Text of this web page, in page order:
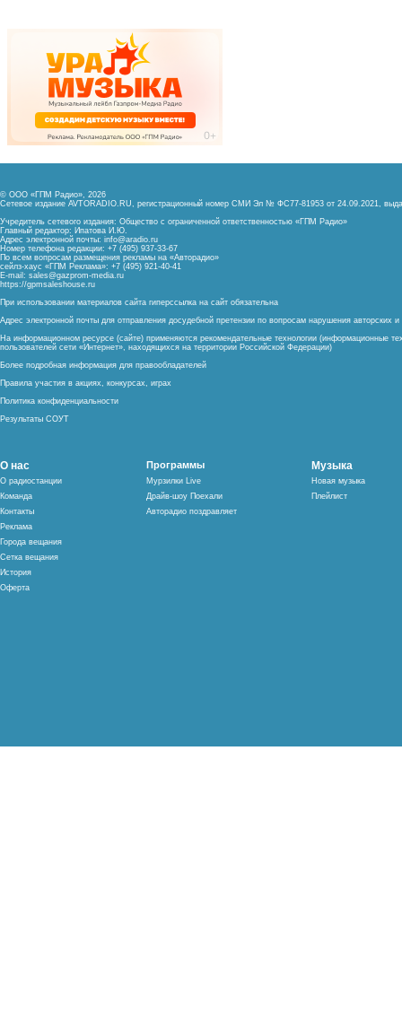
© ООО «ГПМ Радио», 2026
Сетевое издание AVTORADIO.RU, регистрационный номер СМИ Эл № ФС77-81953 от 24.09.2021,
Учредитель сетевого издания: Общество с ограниченной ответственностью «ГПМ Радио»
Главный редактор: Ипатова И.Ю.
Адрес электронной почты: info@aradio.ru
Номер телефона редакции: +7 (495) 937-33-67
По всем вопросам размещения рекламы на «Авторадио»
сейлз-хаус «ГПМ Реклама»: +7 (495) 921-40-41
E-mail: sales@gazprom-media.ru
https://gpmsaleshouse.ru
При использовании материалов сайта гиперссылка на сайт обязательна
Адрес электронной почты для отправления досудебной претензии по вопросам нарушения авторских
На информационном ресурсе (сайте) применяются рекомендательные технологии (информационные
пользователей сети «Интернет», находящихся на территории Российской Федерации)
Более подробная информация для правообладателей
Правила участия в акциях, конкурсах, играх
Политика конфиденциальности
Результаты СОУТ
О нас
О радиостанции
Команда
Контакты
Реклама
Города вещания
Сетка вещания
История
Оферта
Программы
Мурзилки Live
Драйв-шоу Поехали
Авторадио поздравляет
Музыка
Новая музыка
Плейлист